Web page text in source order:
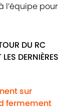
l’équipe pour
DU RC
DERNIÈRES
sur
fermement